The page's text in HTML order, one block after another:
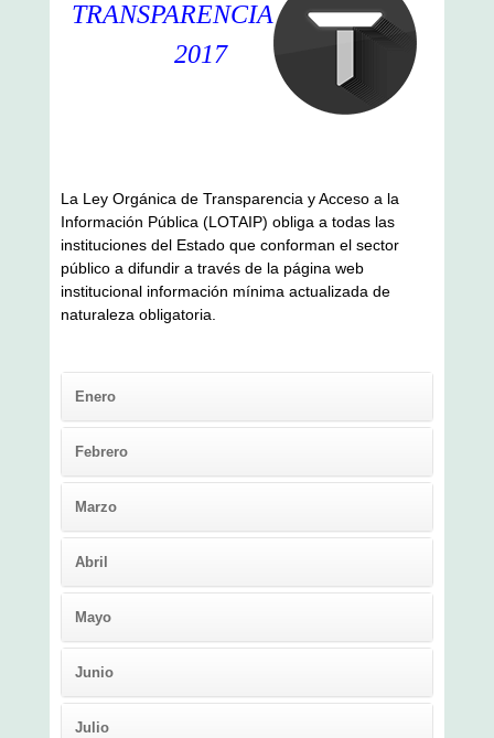
TRANSPARENCIA
2017
La Ley Orgánica de Transparencia y Acceso a la
Información Pública (LOTAIP) obliga a todas las
instituciones del Estado que conforman el sector
público a difundir a través de la página web
institucional información mínima actualizada de
naturaleza obligatoria.
Enero
Febrero
Marzo
Abril
Mayo
Junio
Julio